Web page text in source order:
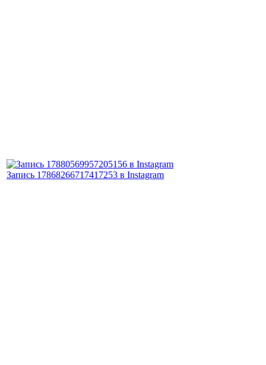
Запись 17868266717417253 в Instagram